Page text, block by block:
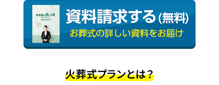
火葬式プランとは？